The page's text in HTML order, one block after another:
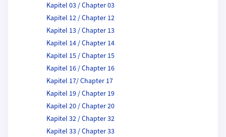
Kapitel 03 / Chapter 03
Kapitel 12 / Chapter 12
Kapitel 13 / Chapter 13
Kapitel 14 / Chapter 14
Kapitel 15 / Chapter 15
Kapitel 16 / Chapter 16
Kapitel 17/ Chapter 17
Kapitel 19 / Chapter 19
Kapitel 20 / Chapter 20
Kapitel 32 / Chapter 32
Kapitel 33 / Chapter 33